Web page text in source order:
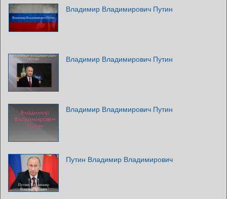
Владимир Владимирович Путин
Владимир Владимирович Путин
Владимир Владимирович Путин
Путин Владимир Владимирович